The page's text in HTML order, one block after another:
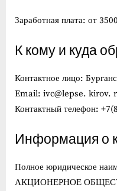
Заработная плата: от
К кому и куда
Контактное лицо:
Email: ivc@lepse. kirov.
Контактный телефон:
Информация о
Полное юридическое
АКЦИОНЕРНОЕ